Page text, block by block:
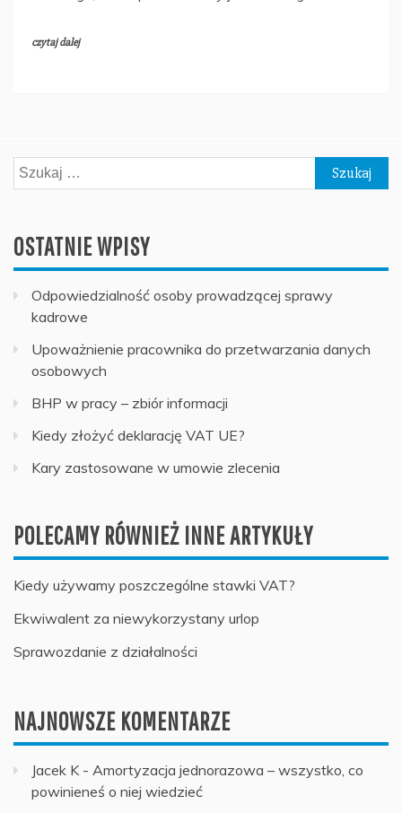
czytaj dalej
Szukaj:
OSTATNIE WPISY
Odpowiedzialność osoby prowadzącej sprawy
kadrowe
Upoważnienie pracownika do przetwarzania danych
osobowych
BHP w pracy – zbiór informacji
Kiedy złożyć deklarację VAT UE?
Kary zastosowane w umowie zlecenia
POLECAMY RÓWNIEŻ INNE ARTYKUŁY
Kiedy używamy poszczególne stawki VAT?
Ekwiwalent za niewykorzystany urlop
Sprawozdanie z działalności
NAJNOWSZE KOMENTARZE
Jacek K - Amortyzacja jednorazowa – wszystko, co
powinieneś o niej wiedzieć